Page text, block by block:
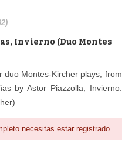
Reproductor
Invierno (Duo Montes
duo Montes-Kircher plays, from
by Astor Piazzolla, Invierno.
necesitas estar registrado